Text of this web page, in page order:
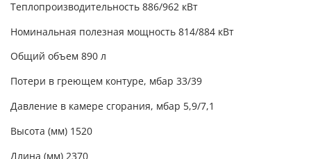
Теплопроизводительность 886/962 кВт
Номинальная полезная мощность 814/884 кВт
Общий объем 890 л
Потери в греющем контуре, мбар 33/39
Давление в камере сгорания, мбар 5,9/7,1
Высота (мм) 1520
Длина (мм) 2370